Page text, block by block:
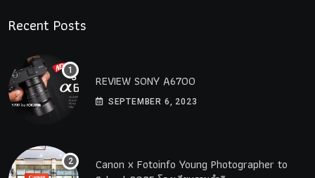
Recent Posts
REVIEW SONY A6700
SEPTEMBER 6, 2023
Canon x Fotoinfo​ Young​ Photographer to